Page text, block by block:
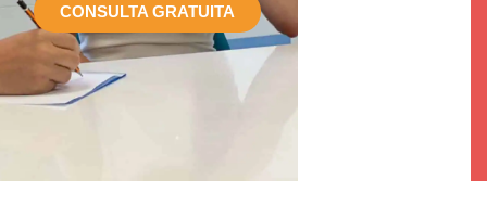
CONSULTA GRATUITA